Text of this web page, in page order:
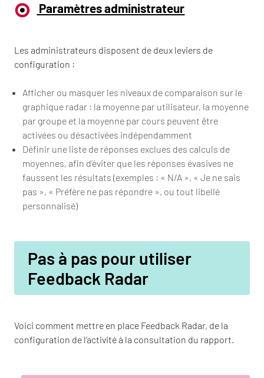
Paramètres administrateur
Les administrateurs disposent de deux leviers de
configuration :
Afficher ou masquer les niveaux de comparaison sur le
graphique radar : la moyenne par utilisateur, la moyenne
par groupe et la moyenne par cours peuvent être
activées ou désactivées indépendamment
Définir une liste de réponses exclues des calculs de
moyennes, afin d’éviter que les réponses évasives ne
faussent les résultats (exemples : « N/A », « Je ne sais
pas », « Préfère ne pas répondre », ou tout libellé
personnalisé)
Pas à pas pour utiliser
Feedback Radar
Voici comment mettre en place Feedback Radar, de la
configuration de l’activité à la consultation du rapport.